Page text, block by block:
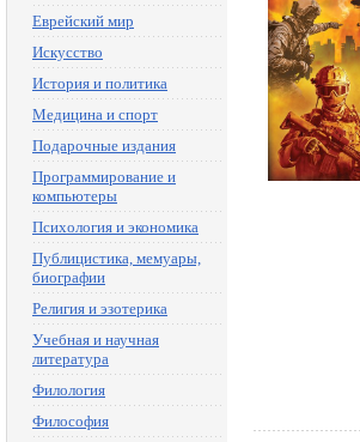
Еврейский мир
Искусство
История и политика
Медицина и спорт
Подарочные издания
Программирование и
компьютеры
Психология и экономика
Публицистика, мемуары,
биографии
Религия и эзотерика
Учебная и научная
литература
Филология
Философия